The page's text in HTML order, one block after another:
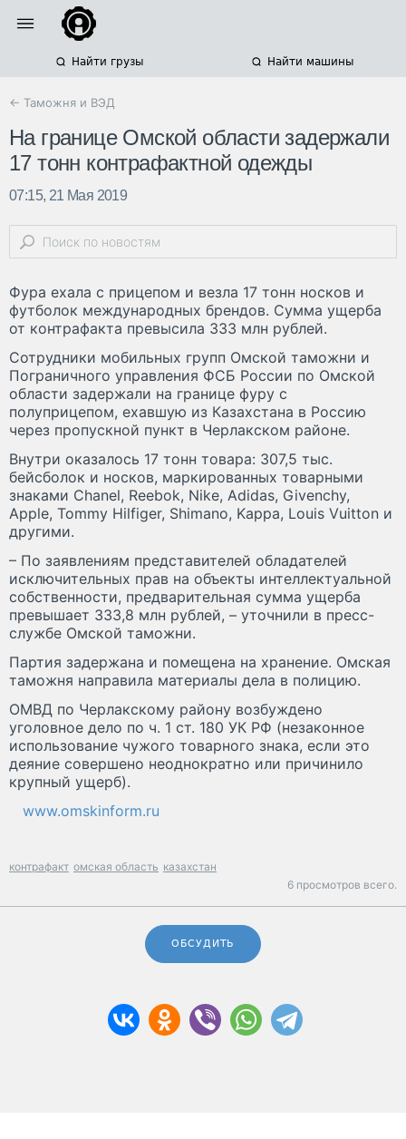
Найти грузы Найти машины
← Таможня и ВЭД
На границе Омской области задержали
17 тонн контрафактной одежды
07:15, 21 Мая 2019
Фура ехала с прицепом и везла 17 тонн носков и
футболок международных брендов. Сумма ущерба
от контрафакта превысила 333 млн рублей.
Сотрудники мобильных групп Омской таможни и
Пограничного управления ФСБ России по Омской
области задержали на границе фуру с
полуприцепом, ехавшую из Казахстана в Россию
через пропускной пункт в Черлакском районе.
Внутри оказалось 17 тонн товара: 307,5 тыс.
бейсболок и носков, маркированных товарными
знаками Chanel, Reebok, Nike, Adidas, Givenchy,
Apple, Tommy Hilfiger, Shimano, Kappa, Louis Vuitton и
другими.
– По заявлениям представителей обладателей
исключительных прав на объекты интеллектуальной
собственности, предварительная сумма ущерба
превышает 333,8 млн рублей, – уточнили в пресс-
службе Омской таможни.
Партия задержана и помещена на хранение. Омская
таможня направила материалы дела в полицию.
ОМВД по Черлакскому району возбуждено
уголовное дело по ч. 1 ст. 180 УК РФ (незаконное
использование чужого товарного знака, если это
деяние совершено неоднократно или причинило
крупный ущерб).
www.omskinform.ru
контрафакт омская область казахстан
6 просмотров всего.
ОБСУДИТЬ